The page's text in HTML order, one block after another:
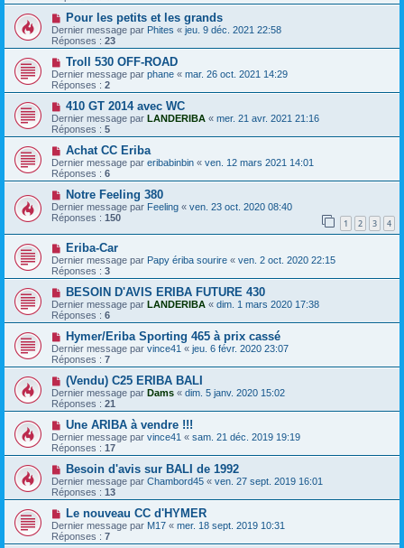
Pour les petits et les grands
Dernier message par Phites « jeu. 9 déc. 2021 22:58
Réponses : 23
Troll 530 OFF-ROAD
Dernier message par phane « mar. 26 oct. 2021 14:29
Réponses : 2
410 GT 2014 avec WC
Dernier message par LANDERIBA « mer. 21 avr. 2021 21:16
Réponses : 5
Achat CC Eriba
Dernier message par eribabinbin « ven. 12 mars 2021 14:01
Réponses : 6
Notre Feeling 380
Dernier message par Feeling « ven. 23 oct. 2020 08:40
Réponses : 150 1 2 3 4
Eriba-Car
Dernier message par Papy ériba sourire « ven. 2 oct. 2020 22:15
Réponses : 3
BESOIN D'AVIS ERIBA FUTURE 430
Dernier message par LANDERIBA « dim. 1 mars 2020 17:38
Réponses : 6
Hymer/Eriba Sporting 465 à prix cassé
Dernier message par vince41 « jeu. 6 févr. 2020 23:07
Réponses : 7
(Vendu) C25 ERIBA BALI
Dernier message par Dams « dim. 5 janv. 2020 15:02
Réponses : 21
Une ARIBA à vendre !!!
Dernier message par vince41 « sam. 21 déc. 2019 19:19
Réponses : 17
Besoin d'avis sur BALI de 1992
Dernier message par Chambord45 « ven. 27 sept. 2019 16:01
Réponses : 13
Le nouveau CC d'HYMER
Dernier message par M17 « mer. 18 sept. 2019 10:31
Réponses : 7